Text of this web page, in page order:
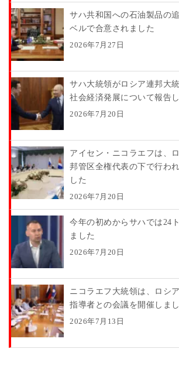
サハ共和国への石油製品の
ベルで合意されました
2026年7月27日
サハ大統領がロシア連邦大
社会経済発展について報告
2026年7月20日
アイセン・ニコラエフは、
邦管区全権代表の下で行わ
した
2026年7月20日
今年の初めからサハでは24
ました
2026年7月20日
ニコラエフ大統領は、ロシ
指導者との会議を開催しま
2026年7月13日